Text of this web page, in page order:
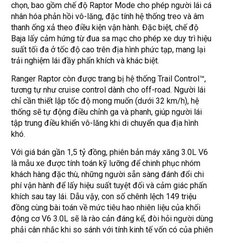
chọn, bao gồm chế độ Raptor Mode cho phép người lái cá
nhân hóa phản hồi vô-lăng, đặc tính hệ thống treo và âm
thanh ống xả theo điều kiện vận hành. Đặc biệt, chế độ
Baja lấy cảm hứng từ đua sa mạc cho phép xe duy trì hiệu
suất tối đa ở tốc độ cao trên địa hình phức tạp, mang lại
trải nghiệm lái đầy phấn khích và khác biệt.
Ranger Raptor còn được trang bị hệ thống Trail Control™,
tương tự như cruise control dành cho off-road. Người lái
chỉ cần thiết lập tốc độ mong muốn (dưới 32 km/h), hệ
thống sẽ tự động điều chỉnh ga và phanh, giúp người lái
tập trung điều khiển vô-lăng khi di chuyển qua địa hình
khó.
Với giá bán gần 1,5 tỷ đồng, phiên bản máy xăng 3.0L V6
là mẫu xe được tính toán kỹ lưỡng để chinh phục nhóm
khách hàng đặc thù, những người sẵn sàng đánh đổi chi
phí vận hành để lấy hiệu suất tuyệt đối và cảm giác phấn
khích sau tay lái. Dẫu vậy, con số chênh lệch 149 triệu
đồng cùng bài toán về mức tiêu hao nhiên liệu của khối
động cơ V6 3.0L sẽ là rào cản đáng kể, đòi hỏi người dùng
phải cân nhắc khi so sánh với tính kinh tế vốn có của phiên